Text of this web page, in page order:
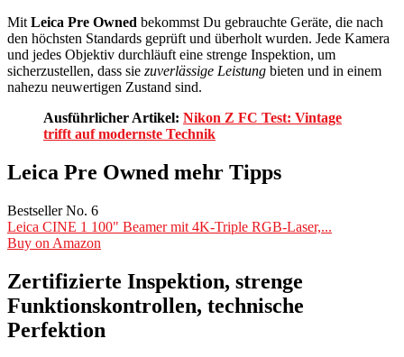
MitLeica Pre Owned bekommst Du gebrauchte Geräte, die nach
den höchsten Standards geprüft und überholt wurden. Jede Kamera
und jedes Objektiv durchläuft eine strenge Inspektion, um
sicherzustellen, dass sie zuverlässige Leistung bieten und in einem
nahezu neuwertigen Zustand sind.
Ausführlicher Artikel: Nikon Z FC Test: Vintage
trifft auf modernste Technik
Leica Pre Owned mehr Tipps
Bestseller No. 6
Leica CINE 1 100" Beamer mit 4K-Triple RGB-Laser,...
Buy on Amazon
Zertifizierte Inspektion, strenge
Funktionskontrollen, technische
Perfektion